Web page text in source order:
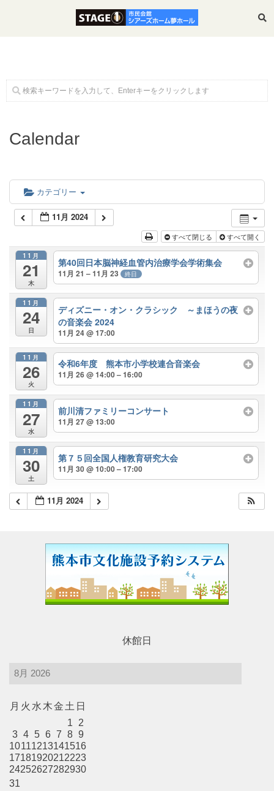
ホーム
大会議室 スケジュール
チケットガイド
施設案内
大ホール
大会議室（小ホール）
中小会議室
レストラン・カフェ
Calendar
カテゴリー
11月 2024
すべて閉じる すべて開く
11月
21
木
第40回日本脳神経血管内治療学会学術集会
11月 21 – 11月 23 終日
11月
24
日
ディズニー・オン・クラシック ～まほうの夜
の音楽会 2024
11月 24 @ 17:00
11月
26
火
令和6年度 熊本市小学校連合音楽会
11月 26 @ 14:00 – 16:00
11月
27
水
前川清ファミリーコンサート
11月 27 @ 13:00
11月
30
土
第７５回全国人権教育研究大会
11月 30 @ 10:00 – 17:00
11月 2024
休館日
月 火 水 木金 土 日
1
2
3 4 5 6 7 8 9
10111213141516
17181920212223
24252627282930
31